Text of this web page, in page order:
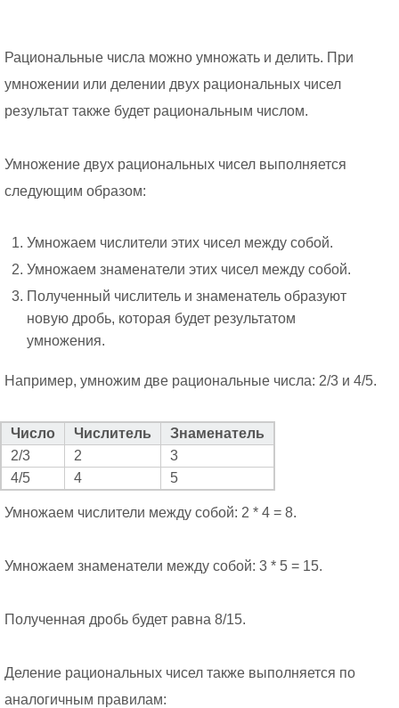
Рациональные числа можно умножать и делить. При
умножении или делении двух рациональных чисел
результат также будет рациональным числом.
Умножение двух рациональных чисел выполняется
следующим образом:
Умножаем числители этих чисел между собой.
Умножаем знаменатели этих чисел между собой.
Полученный числитель и знаменатель образуют
новую дробь, которая будет результатом
умножения.
Например, умножим две рациональные числа: 2/3 и 4/5.
Число Числитель
Знаменатель
2/3
2
3
4/5
4 5
Умножаем числители между собой: 2 * 4 = 8.
Умножаем знаменатели между собой: 3 * 5 = 15.
Полученная дробь будет равна 8/15.
Деление рациональных чисел также выполняется по
аналогичным правилам: